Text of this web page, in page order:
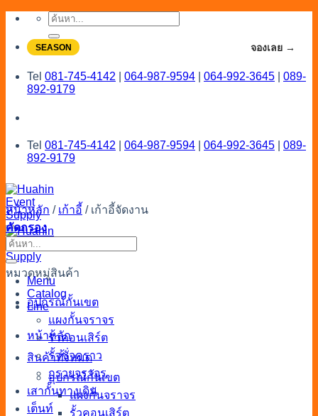
Skip
content
ค้นหา:
SEASON จองเลย →
Tel 081-745-4142 064-987-9594 064-992-3645
089-
892-9179
Tel 081-745-4142 064-987-9594 064-992-3645
089-
892-9179
Menu
Catalog
Line
หน้าหลัก
สินค้าทั้งหมด
อุปกรณ์กั้นเขต
แผงกั้นจราจร
รั้วคอนเสิร์ต
หน้าหลัก / เก้าอี้ /เก้าอี้จัดงาน
คัดกรอง
ค้นหา:
หมวดหมู่สินค้า
อุปกรณ์กั้นเขต
แผงกั้นจราจร
รั้วคอนเสิร์ต
รั้วชั่วคราว
กรวยจราจร
เสากั้นทางเดิน
เต็นท์